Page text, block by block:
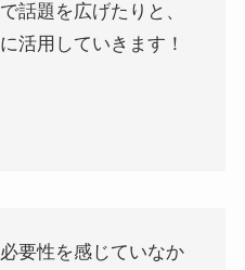
話題を広げたりと、
活用していきます！
要性を感じていなか